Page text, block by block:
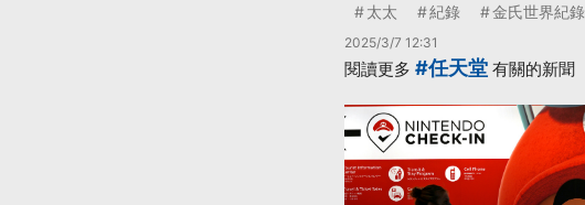
太太 紀錄 金氏世界紀錄
2025/3/7 12:31
閱讀更多 #任天堂 有關的新聞